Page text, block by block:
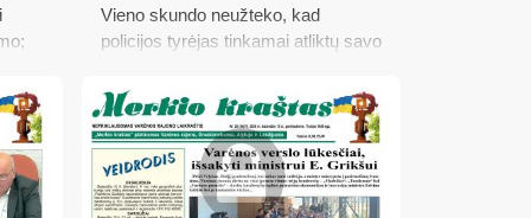
ir
Vieno skundo neužteko, kad
policijos tyrėjas tinkamai atliktų savo
kraštui; Aštuntoji „Širdžių kalba“;
ESO informuoja klientus apie
galimybę naudotis visuomeniniu
tiekimu; Kaip valdžiažmogiai
išdavinėja savo tautą